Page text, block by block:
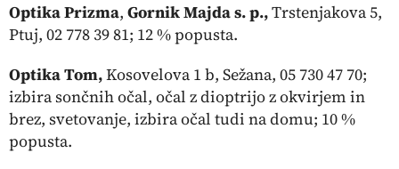
Optika Prizma, Gornik Majda s. p.,Trstenjakova 5,
Ptuj, 02 778 39 81; 12 % popusta.
Optika Tom,Kosovelova 1 b, Sežana, 05 730 47 70;
izbira sončnih očal, očal z dioptrijo z okvirjem in
brez, svetovanje, izbira očal tudi na domu; 10 %
popusta.